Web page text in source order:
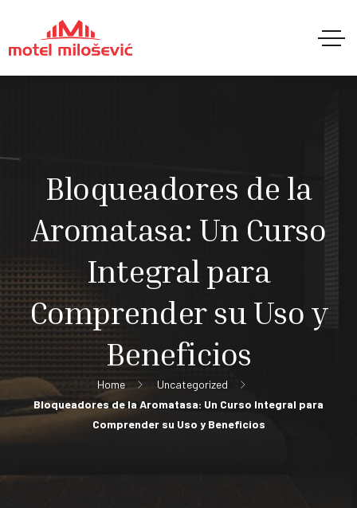
Bloqueadores de la
Aromatasa: Un Curso
Integral para
Comprender su Uso y
Beneficios
Home
Uncategorized
Bloqueadores de la Aromatasa: Un Curso Integral para
Comprender su Uso y Beneficios